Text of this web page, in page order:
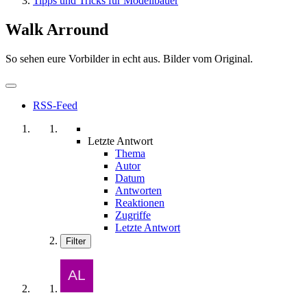
Walk Arround
So sehen eure Vorbilder in echt aus. Bilder vom Original.
RSS-Feed
Letzte Antwort
Thema
Autor
Datum
Antworten
Reaktionen
Zugriffe
Letzte Antwort
Filter